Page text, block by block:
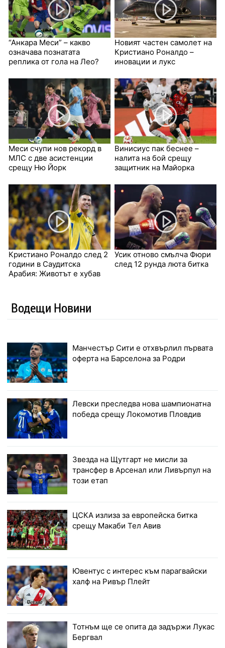
“Анкара Меси” – какво
означава познатата
реплика от гола на Лео?
Новият частен самолет на
Кристиано Роналдо –
иновации и лукс
Меси счупи нов рекорд в
МЛС с две асистенции
срещу Ню Йорк
Винисиус пак беснее –
налита на бой срещу
защитник на Майорка
Кристиано Роналдо след 2
години в Саудитска
Арабия: Животът е хубав
Усик отново смълча Фюри
след 12 рунда люта битка
Водещи Новини
Манчестър Сити е отхвърлил първата
оферта на Барселона за Родри
Левски преследва нова шампионатна
победа срещу Локомотив Пловдив
Звезда на Щутгарт не мисли за
трансфер в Арсенал или Ливърпул на
този етап
ЦСКА излиза за европейска битка
срещу Макаби Тел Авив
Ювентус с интерес към парагвайски
халф на Ривър Плейт
Тотнъм ще се опита да задържи Лукас
Бергвал